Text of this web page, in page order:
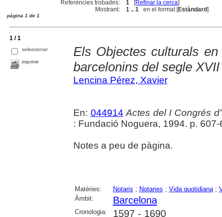
Referències trobades:
1 [Refinar la cerca]
Mostrant:
1 .. 1 en el format [Estàndard]
pàgina 1 de 1
1 / 1
seleccionar
imprimir
Els Objectes culturals
barcelonins del segle XVII
Lencina Pérez, Xavier
En: 044914 Actes del I Congrés
: Fundació Noguera, 1994. p. 607-
Notes a peu de pàgina.
Matèries: Notaris ; Notaries ; Vida quotidiana;
Àmbit:
Barcelona
Cronologia: 1597 - 1690